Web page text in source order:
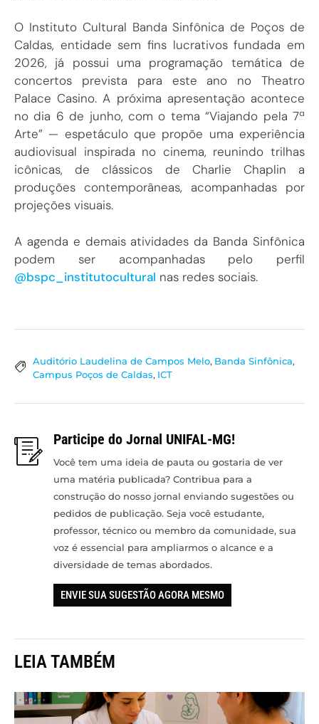
O Instituto Cultural Banda Sinfônica de Poços de
Caldas, entidade sem fins lucrativos fundada em
2026, já possui uma programação temática de
concertos prevista para este ano no Theatro
Palace Casino. A próxima apresentação acontece
no dia 6 de junho, com o tema “Viajando pela 7ª
Arte” — espetáculo que propõe uma experiência
audiovisual inspirada no cinema, reunindo trilhas
icônicas, de clássicos de Charlie Chaplin a
produções contemporâneas, acompanhadas por
projeções visuais.
A agenda e demais atividades da Banda Sinfônica
podem ser acompanhadas pelo perfil
@bspc_institutocultural nas redes sociais.
Auditório Laudelina de Campos Melo, Banda Sinfônica,
Campus Poços de Caldas, ICT
Participe do Jornal UNIFAL-MG!
Você tem uma ideia de pauta ou gostaria de ver
uma matéria publicada? Contribua para a
construção do nosso jornal enviando sugestões ou
pedidos de publicação. Seja você estudante,
professor, técnico ou membro da comunidade, sua
voz é essencial para ampliarmos o alcance e a
diversidade de temas abordados.
ENVIE SUA SUGESTÃO AGORA MESMO
LEIA TAMBÉM